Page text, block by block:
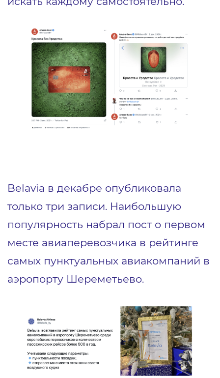
Belavia в декабре опубликовала
только три записи. Наибольшую
популярность набрал пост о первом
месте авиаперевозчика в рейтинге
самых пунктуальных авиакомпаний в
аэропорту Шереметьево.